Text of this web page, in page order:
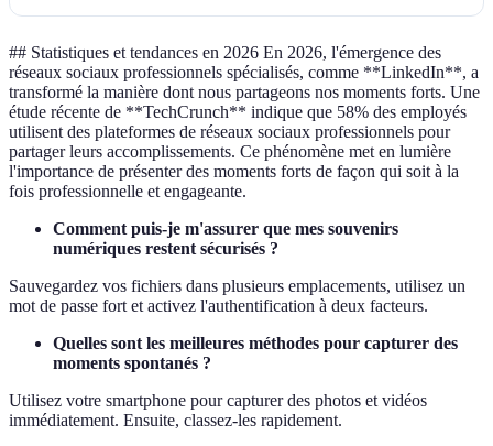
## Statistiques et tendances en 2026 En 2026, l'émergence des
réseaux sociaux professionnels spécialisés, comme **LinkedIn**, a
transformé la manière dont nous partageons nos moments forts. Une
étude récente de **TechCrunch** indique que 58% des employés
utilisent des plateformes de réseaux sociaux professionnels pour
partager leurs accomplissements. Ce phénomène met en lumière
l'importance de présenter des moments forts de façon qui soit à la
fois professionnelle et engageante.
Comment puis-je m'assurer que mes souvenirs
numériques restent sécurisés ?
Sauvegardez vos fichiers dans plusieurs emplacements, utilisez un
mot de passe fort et activez l'authentification à deux facteurs.
Quelles sont les meilleures méthodes pour capturer des
moments spontanés ?
Utilisez votre smartphone pour capturer des photos et vidéos
immédiatement. Ensuite, classez-les rapidement.